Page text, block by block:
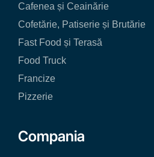
Cafenea și Ceainărie
Cofetărie, Patiserie și Brutărie
Fast Food și Terasă
Food Truck
Francize
Pizzerie
Compania